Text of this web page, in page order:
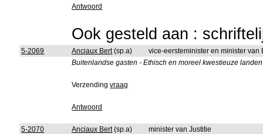
Antwoord
Ook gesteld aan :
5-2069 Anciaux Bert(sp.a)
vice-eersteminister en minister
Buitenlandse gasten - Ethisch en moreel kwestieuze
Verzendingvraag
Antwoord
5-2070 Anciaux Bert(sp.a)
minister van Justitie